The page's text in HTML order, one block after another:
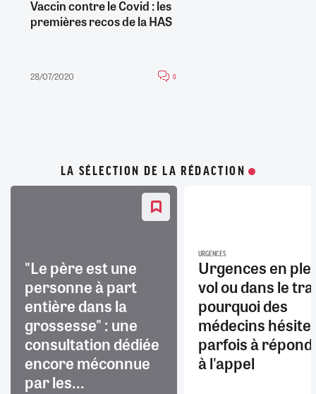
Vaccin contre le Covid : les
premières recos de la HAS
28/07/2020 0
LA SÉLECTION DE LA RÉDACTION
"Le père est une
personne à part
entière dans la
grossesse" : une
consultation dédiée
encore méconnue
par les...
URGENCES
Urgences en
vol ou dans le
pourquoi des
médecins
parfois à
à l'appel